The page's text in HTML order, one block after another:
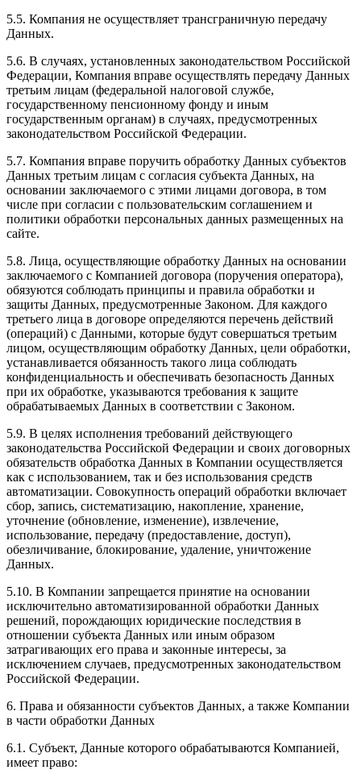
5.5. Компания не осуществляет трансграничную передачу
Данных.
5.6. В случаях, установленных законодательством Российской
Федерации, Компания вправе осуществлять передачу Данных
третьим лицам (федеральной налоговой службе,
государственному пенсионному фонду и иным
государственным органам) в случаях, предусмотренных
законодательством Российской Федерации.
5.7. Компания вправе поручить обработку Данных субъектов
Данных третьим лицам с согласия субъекта Данных, на
основании заключаемого с этими лицами договора, в том
числе при согласии с пользовательским соглашением и
политики обработки персональных данных размещенных на
сайте.
5.8. Лица, осуществляющие обработку Данных на основании
заключаемого с Компанией договора (поручения оператора),
обязуются соблюдать принципы и правила обработки и
защиты Данных, предусмотренные Законом. Для каждого
третьего лица в договоре определяются перечень действий
(операций) с Данными, которые будут совершаться третьим
лицом, осуществляющим обработку Данных, цели обработки,
устанавливается обязанность такого лица соблюдать
конфиденциальность и обеспечивать безопасность Данных
при их обработке, указываются требования к защите
обрабатываемых Данных в соответствии с Законом.
5.9. В целях исполнения требований действующего
законодательства Российской Федерации и своих договорных
обязательств обработка Данных в Компании осуществляется
как с использованием, так и без использования средств
автоматизации. Совокупность операций обработки включает
сбор, запись, систематизацию, накопление, хранение,
уточнение (обновление, изменение), извлечение,
использование, передачу (предоставление, доступ),
обезличивание, блокирование, удаление, уничтожение
Данных.
5.10. В Компании запрещается принятие на основании
исключительно автоматизированной обработки Данных
решений, порождающих юридические последствия в
отношении субъекта Данных или иным образом
затрагивающих его права и законные интересы, за
исключением случаев, предусмотренных законодательством
Российской Федерации.
6. Права и обязанности субъектов Данных, а также Компании
в части обработки Данных
6.1. Субъект, Данные которого обрабатываются Компанией,
имеет право: